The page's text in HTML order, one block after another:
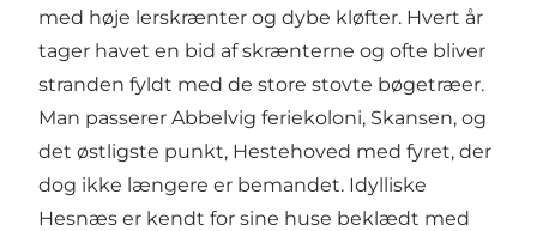
med høje lerskrænter og dybe kløfter. Hvert år
tager havet en bid af skrænterne og ofte bliver
stranden fyldt med de store stovte bøgetræer.
Man passerer Abbelvig feriekoloni, Skansen, og
det østligste punkt, Hestehoved med fyret, der
dog ikke længere er bemandet. Idylliske
Hesnæs er kendt for sine huse beklædt med